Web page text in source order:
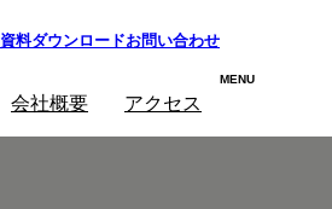
資料ダウンロードお問い合わせ
会社概要 アクセス